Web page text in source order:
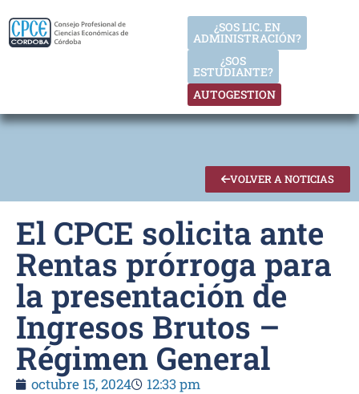
AUTOGESTION
¿SOS
ESTUDIANTE?
¿SOS LIC. EN
ADMINISTRACIÓN?
VOLVER A NOTICIAS
El CPCE solicita ante
Rentas prórroga para
la presentación de
Ingresos Brutos –
Régimen General
octubre 15, 2024
12:33 pm